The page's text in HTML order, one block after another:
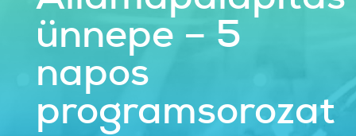
ünnepe – 5
napos
programsorozat